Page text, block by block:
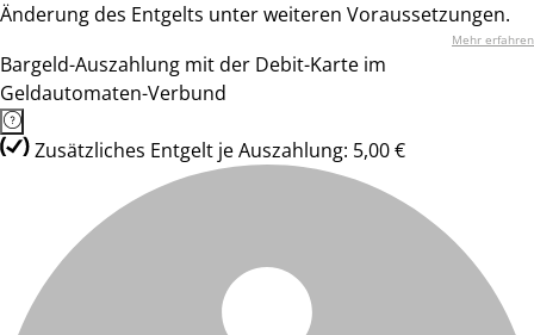
Änderung des Entgelts unter weiteren Voraussetzungen.
Mehr erfahren
Bargeld-Auszahlung mit der Debit-Karte im
Geldautomaten-Verbund
Zusätzliches Entgelt je Auszahlung: 5,00 €